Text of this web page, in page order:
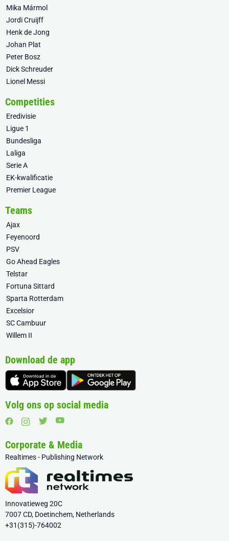
Mika Mármol
Jordi Cruijff
Henk de Jong
Johan Plat
Peter Bosz
Dick Schreuder
Lionel Messi
Competities
Eredivisie
Ligue 1
Bundesliga
Laliga
Serie A
EK-kwalificatie
Premier League
Teams
Ajax
Feyenoord
PSV
Go Ahead Eagles
Telstar
Fortuna Sittard
Sparta Rotterdam
Excelsior
SC Cambuur
Willem II
Download de app
Volg ons op social media
Corporate & Media
Realtimes - Publishing Network
Innovatieweg 20C
7007 CD, Doetinchem, Netherlands
+31(315)-764002